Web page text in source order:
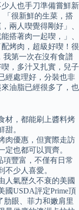
人也手刀準備嘗鮮新
「很新鮮的生菜，搭
兩人喫覺得剛好」、
搭著肉一起喫，」、
烤肉，超級好喫！很
我第一次在沒有食譜
，多汁又扎實，兒子
經處理好，分裝也非
油脂已經很多了，也
材，都能刷上醬料烤
甜。
肉優惠，但實際走訪
也都可以買齊。
項豐富，不僅有日常
不少人喜愛。
人氣歷久不衰的美國
國USDA評定Prime頂
肋眼、菲力和嫩肩里